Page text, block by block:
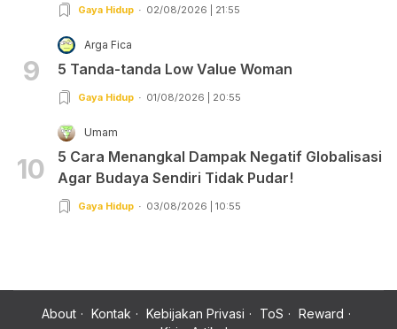
Gaya Hidup 02/08/2026 | 21:55
9
Arga Fica
5 Tanda-tanda Low Value Woman
Gaya Hidup 01/08/2026 | 20:55
10
Umam
5 Cara Menangkal Dampak Negatif Globalisasi
Agar Budaya Sendiri Tidak Pudar!
Gaya Hidup 03/08/2026 | 10:55
About Kontak Kebijakan Privasi ToS
Reward